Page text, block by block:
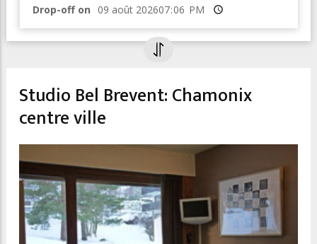
Drop-off on Heure
Studio Bel Brevent: Chamonix
centre ville